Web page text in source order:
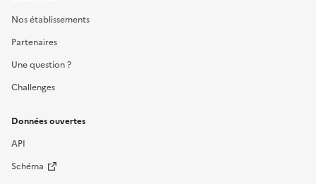
Nos établissements
Partenaires
Une question ?
Challenges
Données ouvertes
API
Schéma